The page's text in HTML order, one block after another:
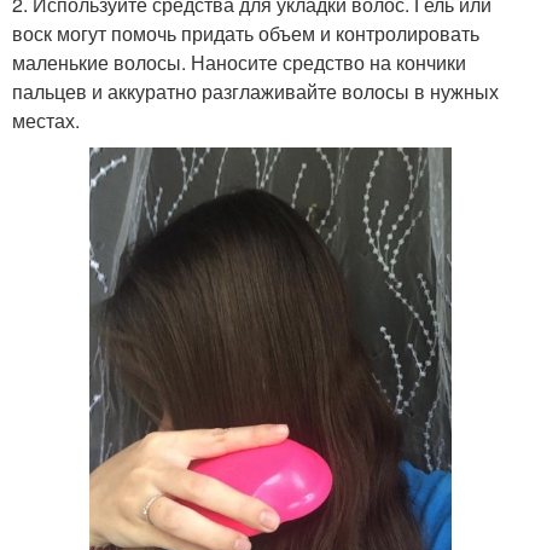
воск могут помочь придать объем и контролировать
маленькие волосы. Наносите средство на кончики
пальцев и аккуратно разглаживайте волосы в нужных
местах.